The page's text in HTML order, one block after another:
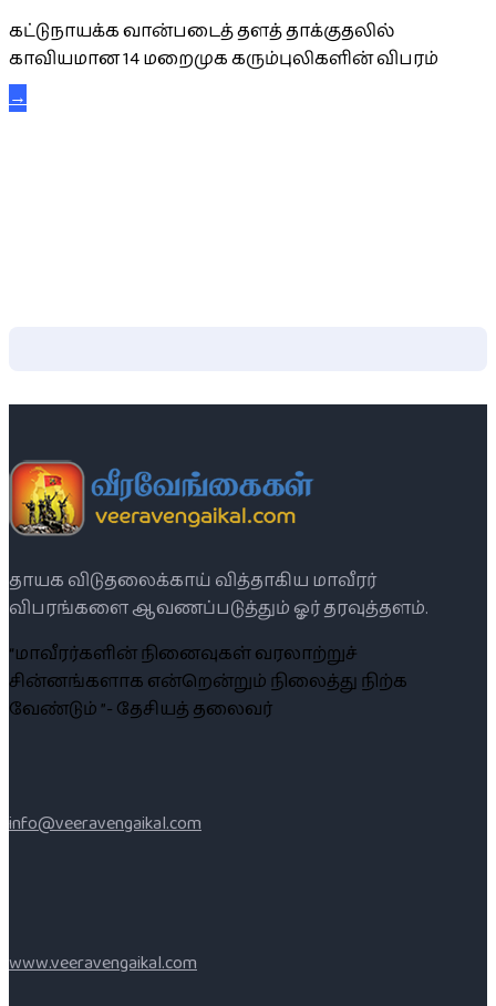
கட்டுநாயக்க வான்படைத் தளத் தாக்குதலில்
காவியமான 14 மறைமுக கரும்புலிகளின் விபரம்
→
தாயக விடுதலைக்காய் வித்தாகிய மாவீரர்
விபரங்களை ஆவணப்படுத்தும் ஓர் தரவுத்தளம்.
“மாவீரர்களின் நினைவுகள் வரலாற்றுச்
சின்னங்களாக என்றென்றும் நிலைத்து நிற்க
வேண்டும் ”- தேசியத் தலைவர்
info@veeravengaikal.com
www.veeravengaikal.com